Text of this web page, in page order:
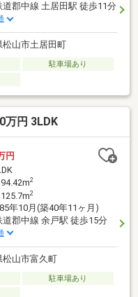
道郡中線 土居田駅 徒歩11分
松山市土居田町
駐車場あり
万円 3LDK
円
2
2
年10月(築40年11ヶ月)
道郡中線 余戸駅 徒歩15分
松山市富久町
駐車場あり